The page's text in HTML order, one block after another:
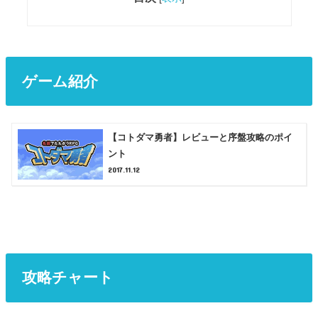
ゲーム紹介
【コトダマ勇者】レビューと序盤攻略のポイ
ント
2017.11.12
攻略チャート